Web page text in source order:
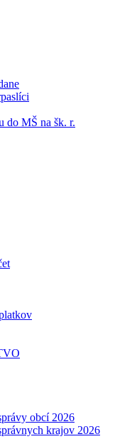
do MŠ na šk. r.
obcí 2026
krajov 2026